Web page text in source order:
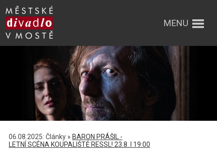
MENU
06.08.2025: Články » BARON PRÁŠIL -
LETNÍ SCÉNA KOUPALIŠTĚ RESSL! 23.8. I 19:00